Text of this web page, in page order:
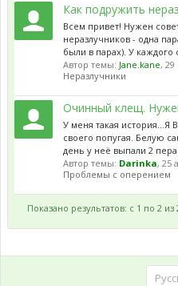
Как подружить
Всем привет! Нужен
неразлучников - одна
были в парах). У каждого
Автор темы: Jane.kane, 29
Неразлучники
Очинный клещ.
У меня такая история...Я
своего попугая. Белую
день у неё выпали 2 пера
Автор темы: Darinka, 25
Проблемы с оперением
Показано результатов: с 1 по 2 из